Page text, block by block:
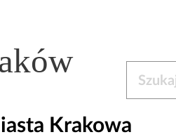
Krakowa